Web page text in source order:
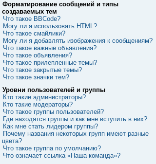
Форматирование сообщений и типы
создаваемых тем
Что такое BBCode?
Могу ли я использовать HTML?
Что такое смайлики?
Могу ли я добавлять изображения к сообщениям?
Что такое важные объявления?
Что такое объявления?
Что такое прилепленные темы?
Что такое закрытые темы?
Что такое значки тем?
Уровни пользователей и группы
Кто такие администраторы?
Кто такие модераторы?
Что такое группы пользователей?
Где находятся группы и как мне вступить в них?
Как мне стать лидером группы?
Почему названия некоторых групп имеют разные
цвета?
Что такое группа по умолчанию?
Что означает ссылка «Наша команда»?